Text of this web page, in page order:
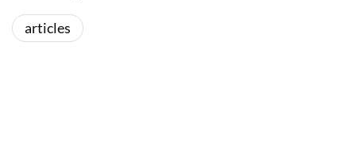
articles